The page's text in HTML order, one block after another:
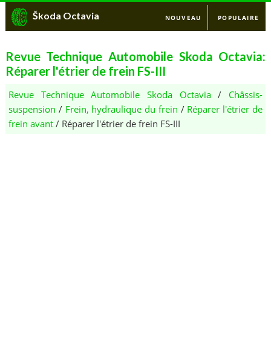
Škoda Octavia NOUVEAU POPULAIRE
Revue Technique Automobile Skoda Octavia:
Réparer l'étrier de frein FS-III
Revue Technique Automobile Skoda Octavia/ Châssis-
suspension / Frein, hydraulique du frein / Réparer l'étrier de
frein avant/ Réparer l'étrier de frein FS-III